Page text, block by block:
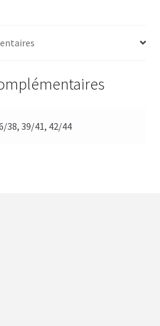
38, 39/41, 42/44